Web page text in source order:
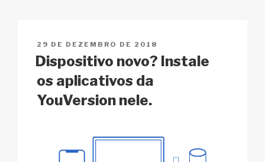
n
k
o
o
k
p
p
at
PUBLICADO
EM
29 DE DEZEMBRO DE 2018
Dispositivo novo? Instale
os aplicativos da
YouVersion nele.